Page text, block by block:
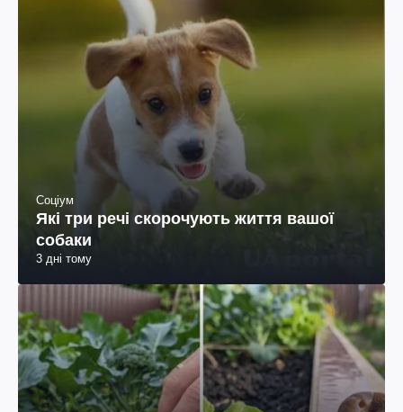
Соціум
Які три речі скорочують життя вашої
собаки
3 дні тому